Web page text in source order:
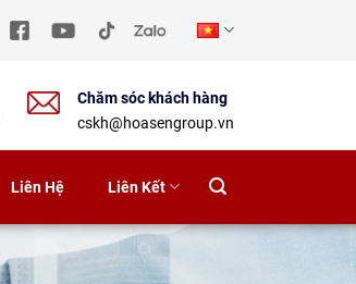
Liên Hệ Liên Kết
Chăm sóc khách hàng
cskh@hoasengroup.vn